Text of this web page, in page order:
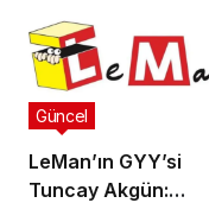
LeMan’ın GYY’si
Tuncay Akgün:
Güncel